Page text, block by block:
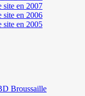
site en 2007
site en 2006
site en 2005
Broussaille